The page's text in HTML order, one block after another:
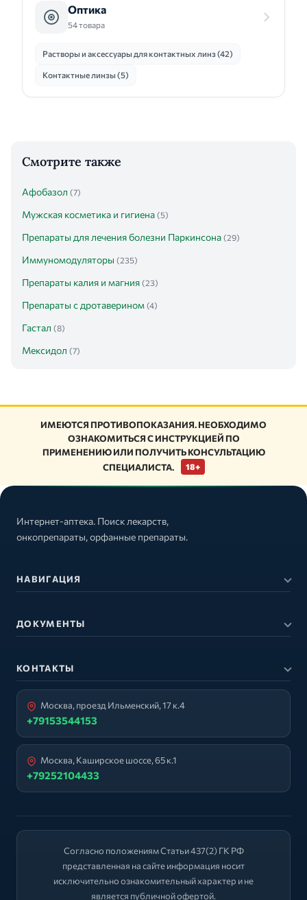
Оптика
54 товара
Растворы и аксессуары для контактных линз (42)
Контактные линзы (5)
Смотрите также
Афобазол (7)
Мужская косметика и гигиена (5)
Препараты для лечения болезни Паркинсона (29)
Иммуномодуляторы (235)
Препараты калия и магния (23)
Препараты с дротаверином (4)
Гастал (8)
Мексидол (7)
ИМЕЮТСЯ ПРОТИВОПОКАЗАНИЯ. НЕОБХОДИМО
ОЗНАКОМИТЬСЯ С ИНСТРУКЦИЕЙ ПО
ПРИМЕНЕНИЮ ИЛИ ПОЛУЧИТЬ КОНСУЛЬТАЦИЮ
СПЕЦИАЛИСТА.
18+
Интернет-аптека. Поиск лекарств,
онкопрепараты, орфанные препараты.
НАВИГАЦИЯ
ДОКУМЕНТЫ
КОНТАКТЫ
Москва, проезд Ильменский, 17 к.4
+79153544153
Москва, Каширское шоссе, 65 к.1
+79252104433
Согласно положениям Статьи 437(2) ГК РФ
представленная на сайте информация носит
исключительно ознакомительный характер и не
является публичной офертой.